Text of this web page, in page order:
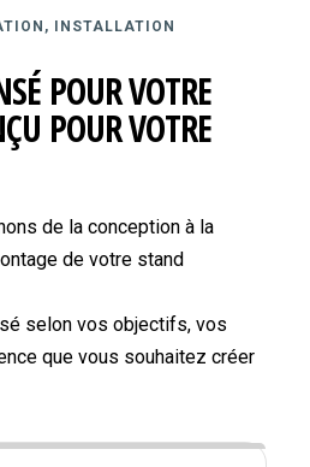
INSTALLATION
POUR VOTRE
POUR VOTRE
de la conception à la
de votre stand
selon vos objectifs, vos
que vous souhaitez créer